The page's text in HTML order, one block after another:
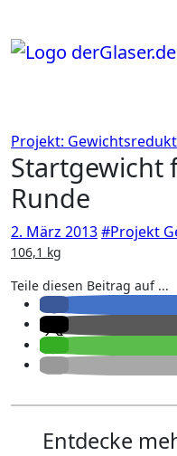
springen
Projekt:
Startgewicht
Runde
2. März 2013#Projekt
106,1 kg
Teile diesen Beitrag auf ...
Entdecke